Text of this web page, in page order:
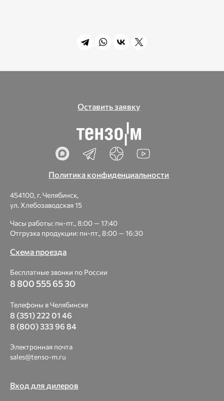
Оставить заявку
Политика конфиденциальности
454100, г. Челябинск,
ул. Хлебозаводская 15
Часы работы: пн-пт., 8:00 — 17:40
Отгрузка продукции: пн-пт., 8:00 — 16:30
Схема проезда
Бесплатные звонки по России
8 800 555 65 30
Телефоны в Челябинске
8 (351) 222 01 46
8 (800) 333 96 84
Электронная почта
sales@tenso-m.ru
Вход для дилеров